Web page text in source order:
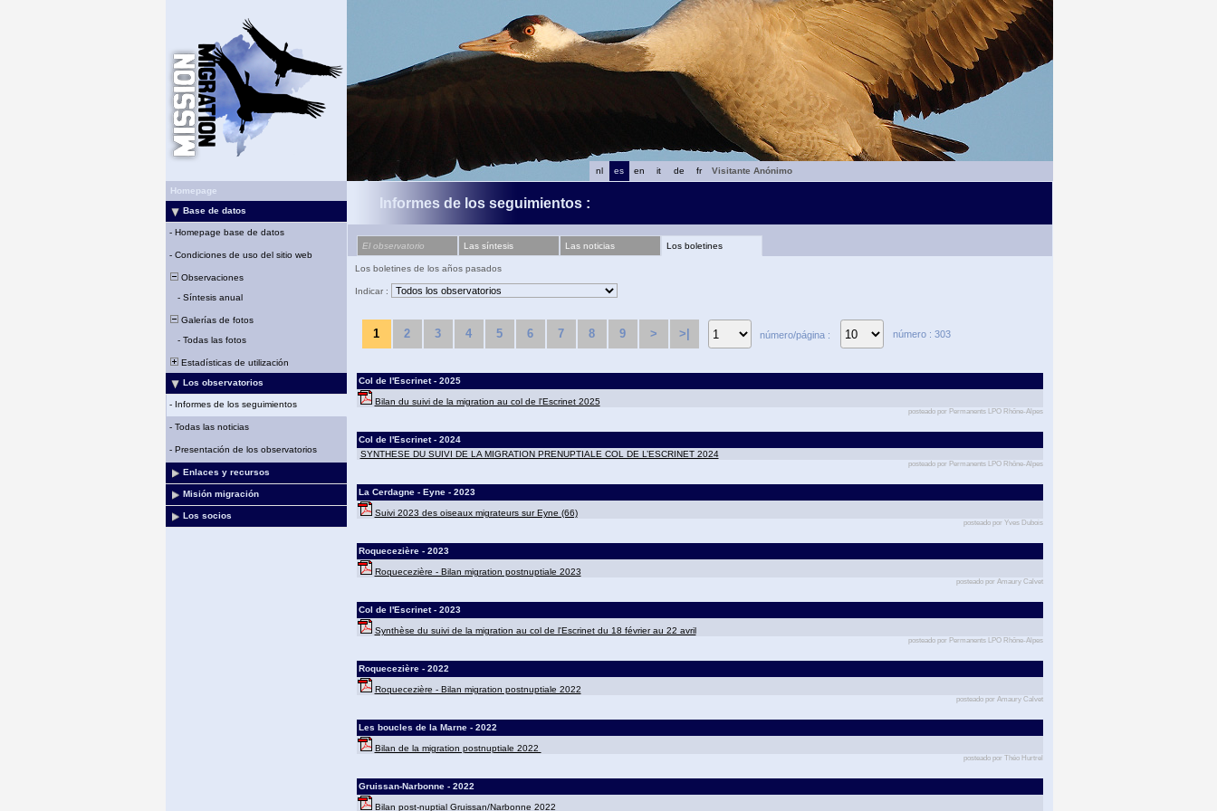
fr
de
it
en
es
nl
Visitante Anónimo
Homepage
Base de datos
- Homepage base de datos
- Condiciones de uso del sitio web
Observaciones
- Síntesis anual
Galerías de fotos
- Todas las fotos
Estadísticas de utilización
Los observatorios
- Informes de los seguimientos
- Todas las noticias
- Presentación de los observatorios
Enlaces y recursos
Misión migración
Los socios
Informes de los seguimientos :
El observatorio Las síntesis Las noticias Los boletines
Los boletines de los años pasados
Indicar :
1 2 3 4 5 6 7 8 9 > >| número/página : número : 303
Col de l'Escrinet - 2025
Bilan du suivi de la migration au col de l'Escrinet 2025
posteado por Permanents LPO Rhône-Alpes
Col de l'Escrinet - 2024
SYNTHESE DU SUIVI DE LA MIGRATION PRENUPTIALE COL DE L’ESCRINET 2024
posteado por Permanents LPO Rhône-Alpes
La Cerdagne - Eyne - 2023
Suivi 2023 des oiseaux migrateurs sur Eyne (66)
posteado por Yves Dubois
Roquecezière - 2023
Roquecezière - Bilan migration postnuptiale 2023
posteado por Amaury Calvet
Col de l'Escrinet - 2023
Synthèse du suivi de la migration au col de l'Escrinet du 18 février au 22 avril
posteado por Permanents LPO Rhône-Alpes
Roquecezière - 2022
Roquecezière - Bilan migration postnuptiale 2022
posteado por Amaury Calvet
Les boucles de la Marne - 2022
Bilan de la migration postnuptiale 2022
posteado por Théo Hurtrel
Gruissan-Narbonne - 2022
Bilan post-nuptial Gruissan/Narbonne 2022